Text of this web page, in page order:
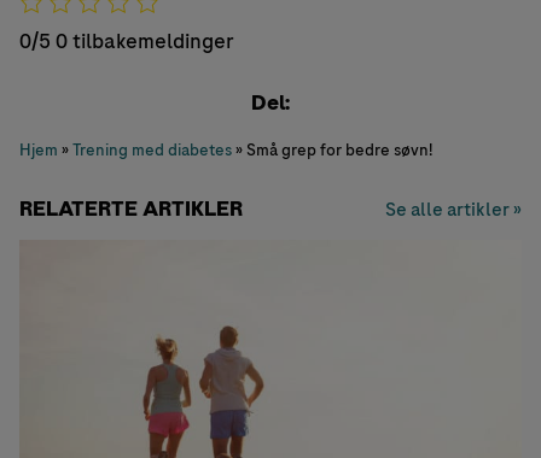
0/5 0 tilbakemeldinger
Del:
Hjem »Trening med diabetes» Små grep for bedre søvn!
RELATERTE ARTIKLER Se alle artikler »